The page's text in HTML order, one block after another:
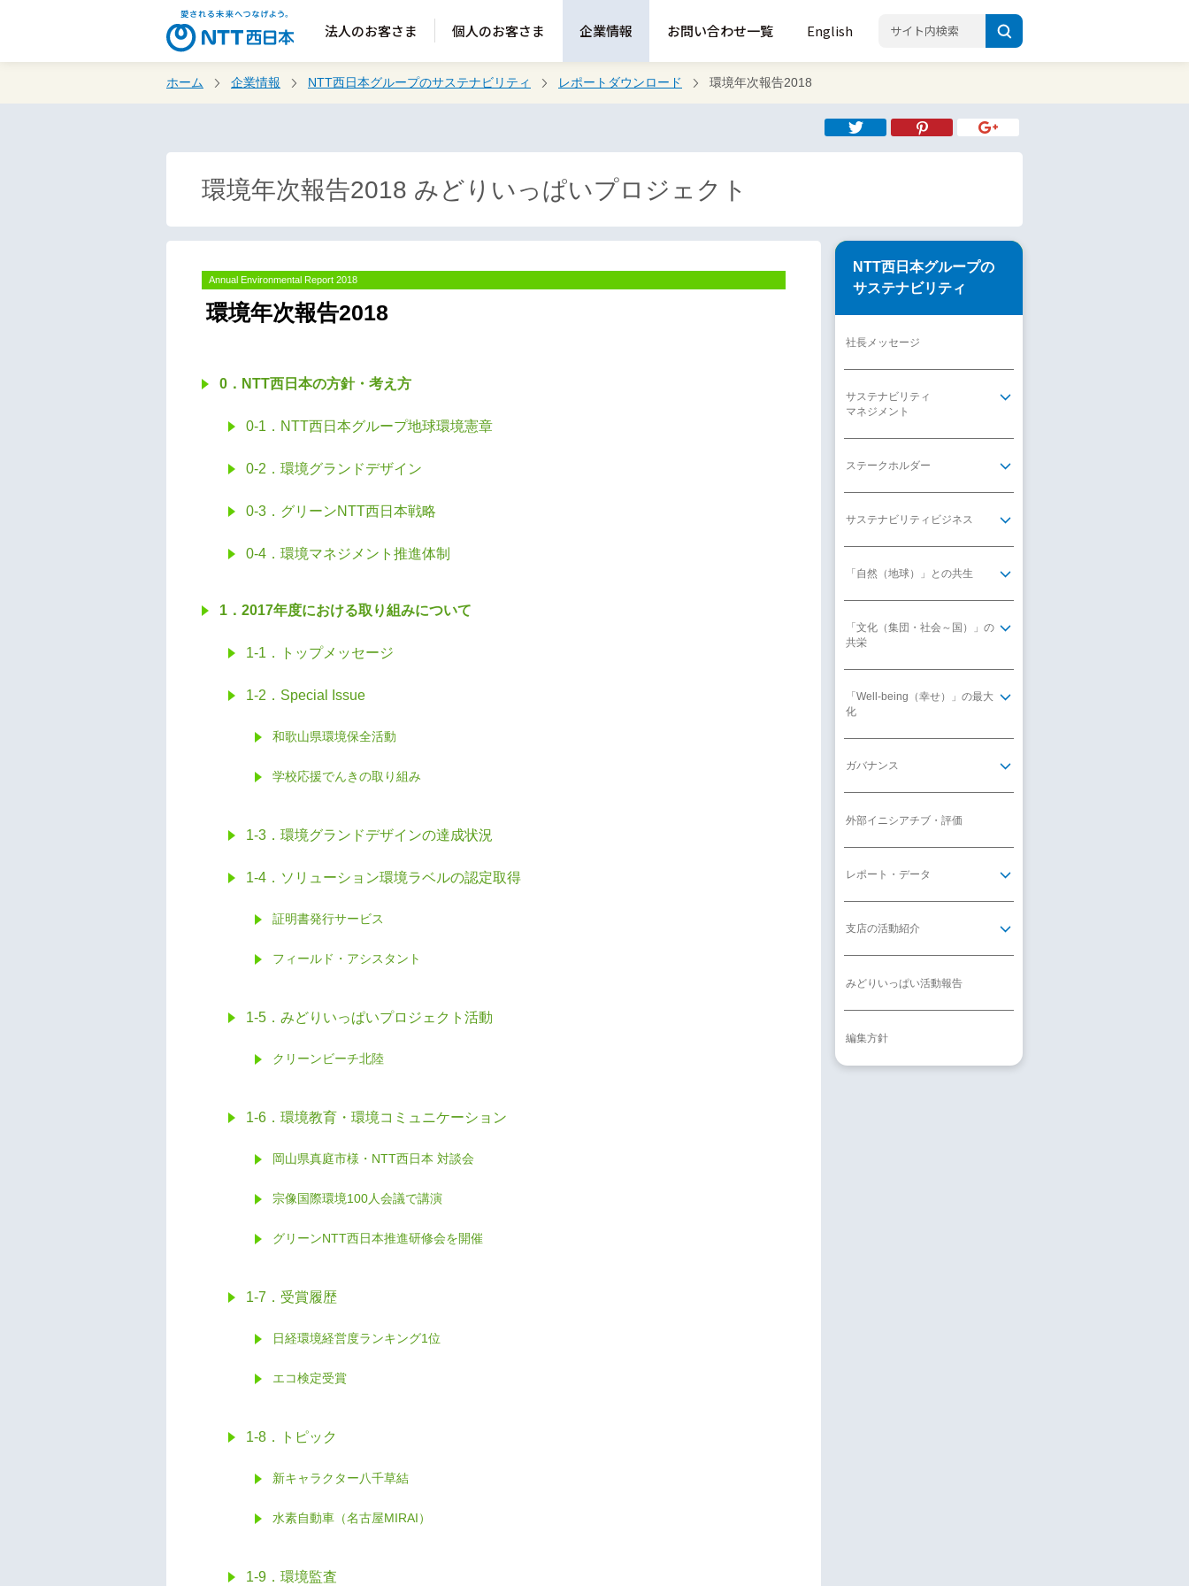
法人のお客さま 個人のお客さま 企業情報 お問い合わせ一覧 English
ホーム 企業情報 NTT西日本グループのサステナビリティ レポートダウンロード 環境年次報告2018
環境年次報告2018 みどりいっぱいプロジェクト
Annual Environmental Report 2018
環境年次報告2018
0．NTT西日本の方針・考え方
0-1．NTT西日本グループ地球環境憲章
0-2．環境グランドデザイン
0-3．グリーンNTT西日本戦略
0-4．環境マネジメント推進体制
1．2017年度における取り組みについて
1-1．トップメッセージ
1-2．Special Issue
和歌山県環境保全活動
学校応援でんきの取り組み
1-3．環境グランドデザインの達成状況
1-4．ソリューション環境ラベルの認定取得
証明書発行サービス
フィールド・アシスタント
1-5．みどりいっぱいプロジェクト活動
クリーンビーチ北陸
1-6．環境教育・環境コミュニケーション
岡山県真庭市様・NTT西日本 対談会
宗像国際環境100人会議で講演
グリーンNTT西日本推進研修会を開催
1-7．受賞履歴
日経環境経営度ランキング1位
エコ検定受賞
1-8．トピック
新キャラクター八千草結
水素自動車（名古屋MIRAI）
1-9．環境監査
NTT西日本グループの
サステナビリティ
社長メッセージ
サステナビリティ
マネジメント
ステークホルダー
サステナビリティビジネス
「自然（地球）」との共生
「文化（集団・社会～国）」の
共栄
「Well-being（幸せ）」の最大
化
ガバナンス
外部イニシアチブ・評価
レポート・データ
支店の活動紹介
みどりいっぱい活動報告
編集方針